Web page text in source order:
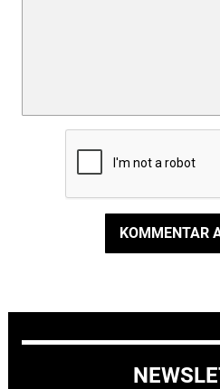
KOMMENTAR